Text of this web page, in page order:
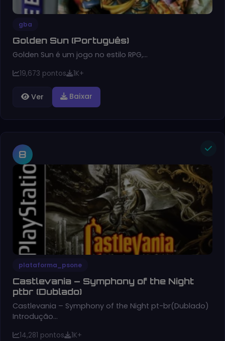
gba
Golden Sun (Português)
Golden Sun é um jogo no estilo RPG,…
19,673 pontos 1K+
Ver Baixar
8
plataforma_psone
Castlevania – Symphony of the Night
ptbr (Dublado)
Castlevania – Symphony of the Night pt-br(Dublado)
Introdução…
14,281 pontos 1K+